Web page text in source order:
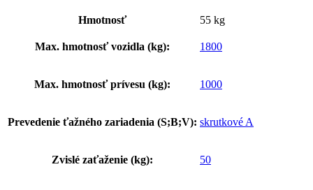
Hmotnosť 55 kg
Max. hmotnosť vozidla (kg): 1800
Max. hmotnosť prívesu (kg): 1000
Prevedenie ťažného zariadenia (S;B;V): skrutkové A
Zvislé zaťaženie (kg): 50